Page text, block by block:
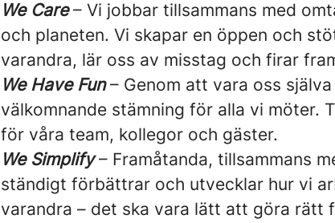
We Care– Vi jobbar tillsammans med
och planeten. Vi skapar en öppen och
varandra, lär oss av misstag och firar
We Have Fun– Genom att vara oss
välkomnande stämning för alla vi möter.
för våra team, kollegor och gäster.
We Simplify – Framåtanda, tillsammans
ständigt förbättrar och utvecklar hur vi
varandra – det ska vara lätt att göra rätt